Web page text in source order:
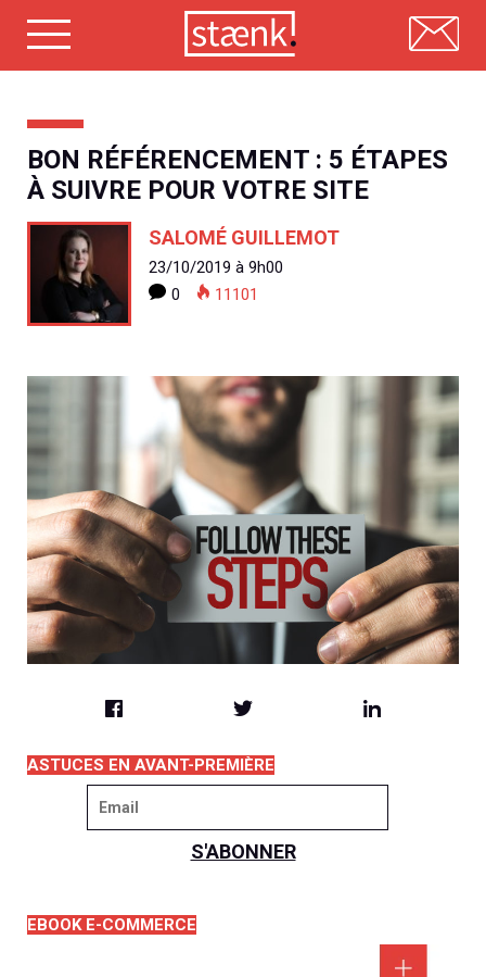
BON RÉFÉRENCEMENT : 5 ÉTAPES
À SUIVRE POUR VOTRE SITE
SALOMÉ GUILLEMOT
23/10/2019 à 9h00
0
11101
ASTUCES EN AVANT-PREMIÈRE
EBOOK E-COMMERCE